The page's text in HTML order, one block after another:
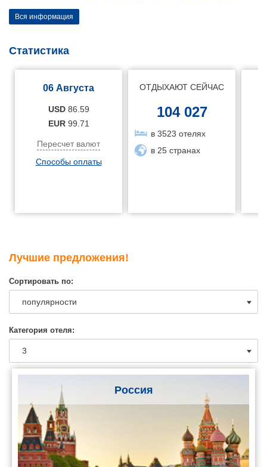
Вся информация
Статистика
06 Августа
USD 86.59
EUR 99.71
Пересчет валют
Способы оплаты
ОТДЫХАЮТ СЕЙЧАС
104 027
в 3523 отелях
в 25 странах
Лучшие предложения!
Сортировать по:
Категория отеля:
Россия